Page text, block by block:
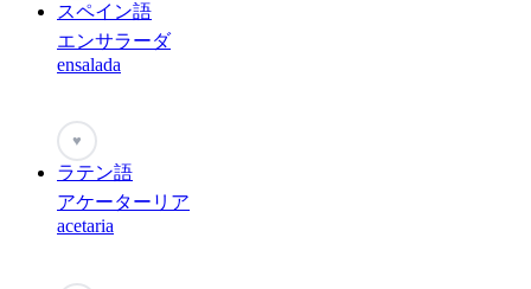
スペイン語
エンサラーダ
ensalada
♥
ラテン語
アケーターリア
acetaria